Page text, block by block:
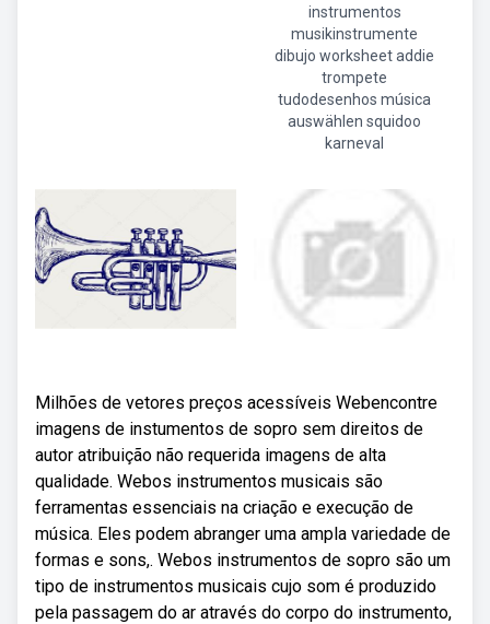
instrumentos
musikinstrumente
dibujo worksheet addie
trompete
tudodesenhos música
auswählen squidoo
karneval
Milhões de vetores preços acessíveis Webencontre
imagens de instumentos de sopro sem direitos de
autor atribuição não requerida imagens de alta
qualidade. Webos instrumentos musicais são
ferramentas essenciais na criação e execução de
música. Eles podem abranger uma ampla variedade de
formas e sons,. Webos instrumentos de sopro são um
tipo de instrumentos musicais cujo som é produzido
pela passagem do ar através do corpo do instrumento,